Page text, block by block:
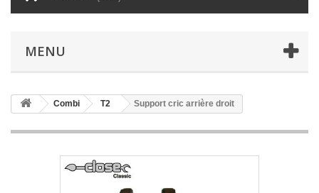
MENU
Combi T2 Support cric arrière droit